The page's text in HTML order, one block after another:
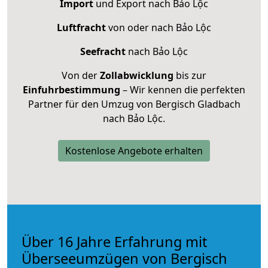
Import und Export nach Bảo Lộc
Luftfrachtvon oder nach Bảo Lộc
Seefracht nach Bảo Lộc
Von derZollabwicklung bis zur
Einfuhrbestimmung – Wir kennen die perfekten
Partner für den Umzug von Bergisch Gladbach
nach Bảo Lộc.
Kostenlose Angebote erhalten
Über 16 Jahre Erfahrung mit
Überseeumzügen von Bergisch